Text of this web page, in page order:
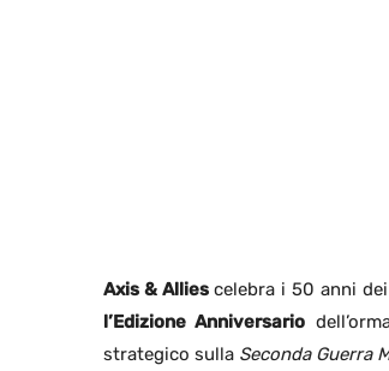
Axis & Alliescelebra i 50 anni
l’Edizione Anniversario
strategico sulla Seconda Guerra